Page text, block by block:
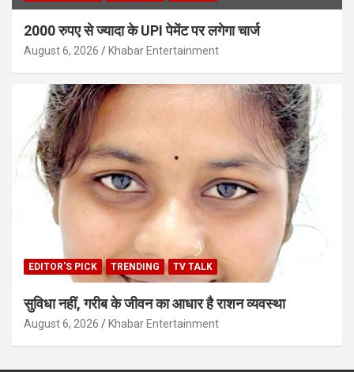
2000 रुपए से ज्यादा के UPI पेमेंट पर लगेगा चार्ज
August 6, 2026 Khabar Entertainment
EDITOR'S PICK TRENDING TV TALK
सुविधा नहीं, गरीब के जीवन का आधार है राशन व्यवस्था
August 6, 2026 Khabar Entertainment